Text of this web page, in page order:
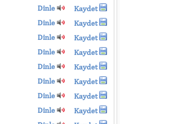
Dinle
Kaydet
Dinle
Kaydet
Dinle
Kaydet
Dinle
Kaydet
Dinle
Kaydet
Dinle
Kaydet
Dinle
Kaydet
Dinle
Kaydet